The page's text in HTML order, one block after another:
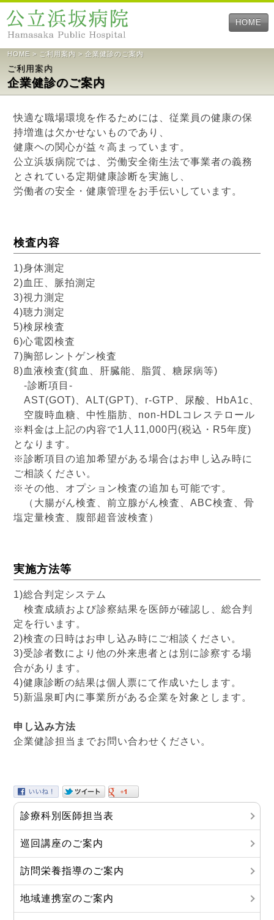
HOME
HOME > ご利用案内 > 企業健診のご案内
ご利用案内
企業健診のご案内
快適な職場環境を作るためには、従業員の健康の保
持増進は欠かせないものであり、
健康ヘの関心が益々高まっています。
公立浜坂病院では、労働安全衛生法で事業者の義務
とされている定期健康診断を実施し、
労働者の安全・健康管理をお手伝いしています。
検査内容
1)身体測定
2)血圧、脈拍測定
3)視力測定
4)聴力測定
5)検尿検査
6)心電図検査
7)胸部レントゲン検査
8)血液検査(貧血、肝臓能、脂質、糖尿病等)
-診断項目-
AST(GOT)、ALT(GPT)、r-GTP、尿酸、HbA1c、
空腹時血糖、中性脂肪、non-HDLコレステロール
※料金は上記の内容で1人11,000円(税込・R5年度)
となります。
※診断項目の追加希望がある場合はお申し込み時に
ご相談ください。
※その他、オプション検査の追加も可能です。
（大腸がん検査、前立腺がん検査、ABC検査、骨
塩定量検査、腹部超音波検査）
実施方法等
1)総合判定システム
検査成績および診察結果を医師が確認し、総合判
定を行います。
2)検査の日時はお申し込み時にご相談ください。
3)受診者数により他の外来患者とは別に診察する場
合があります。
4)健康診断の結果は個人票にて作成いたします。
5)新温泉町内に事業所がある企業を対象とします。
申し込み方法
企業健診担当までお問い合わせください。
診療科別医師担当表
巡回講座のご案内
訪問栄養指導のご案内
地域連携室のご案内